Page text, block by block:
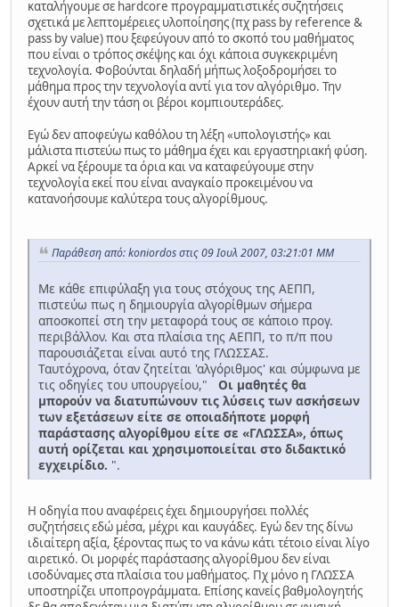
καταλήγουμε σε hardcore προγραμματιστικές συζητήσεις
σχετικά με λεπτομέρειες υλοποίησης (πχ pass by reference &
pass by value) που ξεφεύγουν από το σκοπό του μαθήματος
που είναι ο τρόπος σκέψης και όχι κάποια συγκεκριμένη
τεχνολογία. Φοβούνται δηλαδή μήπως λοξοδρομήσει το
μάθημα προς την τεχνολογία αντί για τον αλγόριθμο. Την
έχουν αυτή την τάση οι βέροι κομπιουτεράδες.
Εγώ δεν αποφεύγω καθόλου τη λέξη «υπολογιστής» και
μάλιστα πιστεύω πως το μάθημα έχει και εργαστηριακή φύση.
Αρκεί να ξέρουμε τα όρια και να καταφεύγουμε στην
τεχνολογία εκεί που είναι αναγκαίο προκειμένου να
κατανοήσουμε καλύτερα τους αλγορίθμους.
Παράθεση από: koniordos στις 09 Ιουλ 2007, 03:21:01 ΜΜ
Με κάθε επιφύλαξη για τους στόχους της ΑΕΠΠ,
πιστεύω πως η δημιουργία αλγορίθμων σήμερα
αποσκοπεί στη την μεταφορά τους σε κάποιο προγ.
περιβάλλον. Και στα πλαίσια της ΑΕΠΠ, το π/π που
παρουσιάζεται είναι αυτό της ΓΛΩΣΣΑΣ.
Ταυτόχρονα, όταν ζητείται 'αλγόριθμος' και σύμφωνα με
τις οδηγίες του υπουργείου," Οι μαθητές θα
μπορούν να διατυπώνουν τις λύσεις των ασκήσεων
των εξετάσεων είτε σε οποιαδήποτε μορφή
παράστασης αλγορίθμου είτε σε «ΓΛΩΣΣΑ», όπως
αυτή ορίζεται και χρησιμοποιείται στο διδακτικό
εγχειρίδιο. ".
Η οδηγία που αναφέρεις έχει δημιουργήσει πολλές
συζητήσεις εδώ μέσα, μέχρι και καυγάδες. Εγώ δεν της δίνω
ιδιαίτερη αξία, ξέροντας πως το να κάνω κάτι τέτοιο είναι λίγο
αιρετικό. Οι μορφές παράστασης αλγορίθμου δεν είναι
ισοδύναμες στα πλαίσια του μαθήματος. Πχ μόνο η ΓΛΩΣΣΑ
υποστηρίζει υποπρογράμματα. Επίσης κανείς βαθμολογητής